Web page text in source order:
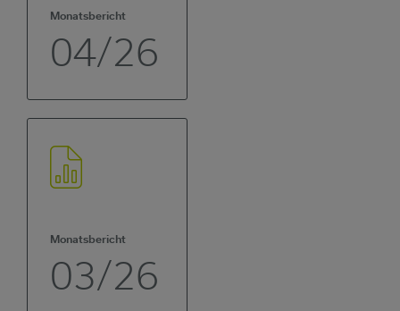
Monatsbericht
04/26
Monatsbericht
03/26